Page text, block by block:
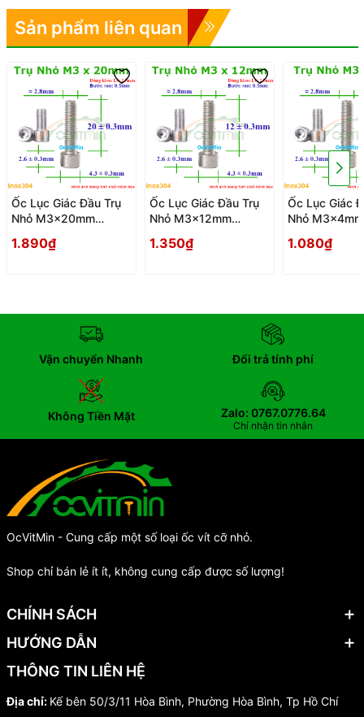
Sản phẩm liên quan
Ốc Lục Giác Đầu Trụ
Nhỏ M3x20mm
Giac Dau Tru Nho
1.890₫
Ốc Lục Giác Đầu Trụ
Nhỏ M3x12mm
Giac Dau Tru Nho
1.350₫
Ốc Lục Giác
Nhỏ M3x4mm
Giac Dau Tru
1.080₫
Vận chuyển Nhanh Đổi trả tính phí
Không Tiền Mặt Zalo: 0767.0776.64
Chỉ nhận tin nhắn
OcVitMin - Cung cấp một số loại ốc vít cỡ nhỏ.
Shop chỉ bán lẻ ít ít, không cung cấp được số lượng!
CHÍNH SÁCH
HƯỚNG DẪN
THÔNG TIN LIÊN HỆ
Địa chỉ: Kế bên 50/3/11 Hòa Bình, Phường Hòa Bình, Tp Hồ Chí